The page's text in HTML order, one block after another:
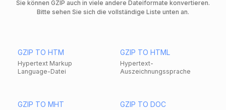
Sie können GZIP auch in viele andere Dateiformate konvertieren.
Bitte sehen Sie sich die vollständige Liste unten an.
GZIP TO HTM
Hypertext Markup
Language-Datei
GZIP TO HTML
Hypertext-
Auszeichnungssprache
GZIP TO MHT GZIP TO DOC